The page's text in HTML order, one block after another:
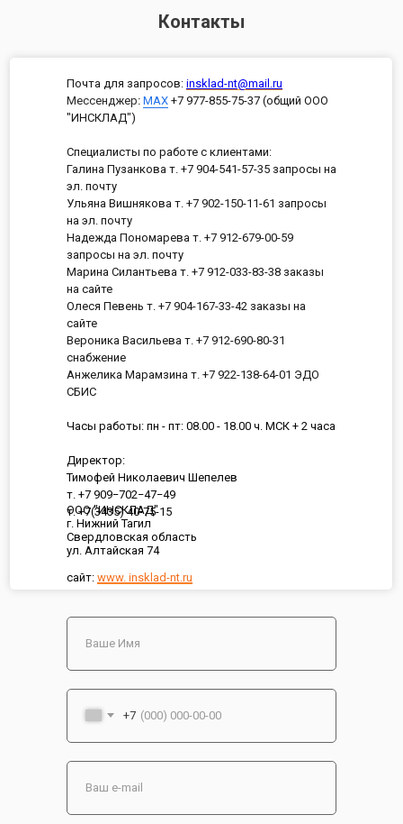
Контакты
ООО "ИНСКЛАД"
г. Нижний Тагил
Свердловская область
ул. Алтайская 74
сайт: www. insklad-nt.ru
Почта для запросов: insklad-nt@mail.ru
Мессенджер: MAX +7 977-855-75-37 (общий ООО
"ИНСКЛАД")
Специалисты по работе с клиентами:
Галина Пузанкова т. +7 904-541-57-35 запросы на
эл. почту
Ульяна Вишнякова т. +7 902-150-11-61 запросы
на эл. почту
Надежда Пономарева т. +7 912-679-00-59
запросы на эл. почту
Марина Силантьева т. +7 912-033-83-38 заказы
на сайте
Олеся Певень т. +7 904-167-33-42 заказы на
сайте
Вероника Васильева т. +7 912-690-80-31
снабжение
Анжелика Марамзина т. +7 922-138-64-01 ЭДО
СБИС
Часы работы: пн - пт: 08.00 - 18.00 ч. МСК + 2 часа
Директор:
Тимофей Николаевич Шепелев
т. +7 909−702−47−49
т. +7(3435) 40-75-15
+7